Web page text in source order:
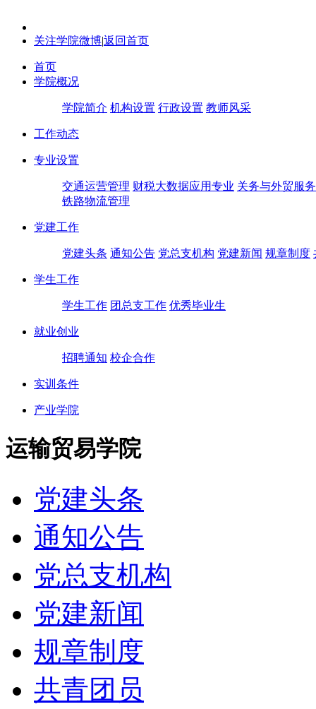
关注学院微博|返回首页
首页
学院概况
学院简介 机构设置 行政设置 教师风采
工作动态
专业设置
交通运营管理 财税大数据应用专业 关务与外贸服务
铁路物流管理
党建工作
党建头条 通知公告 党总支机构 党建新闻 规章制度
学生工作
学生工作 团总支工作 优秀毕业生
就业创业
招聘通知 校企合作
实训条件
产业学院
运输贸易学院
党建头条
通知公告
党总支机构
党建新闻
规章制度
共青团员